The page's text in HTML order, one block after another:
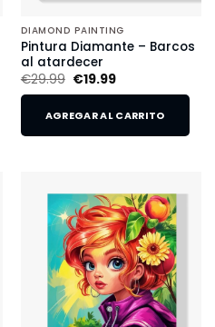
DIAMOND PAINTING
Pintura Diamante – Barcos
al atardecer
€29.99 €19.99
AGREGAR AL CARRITO